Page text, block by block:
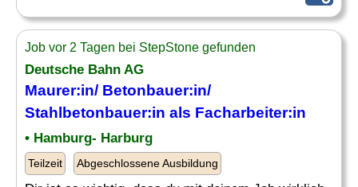
Job vor 2 Tagen bei StepStone gefunden
Deutsche Bahn AG
Maurer:in/ Betonbauer:in/
Stahlbetonbauer:in als Facharbeiter:in
• Hamburg- Harburg
Teilzeit Abgeschlossene Ausbildung